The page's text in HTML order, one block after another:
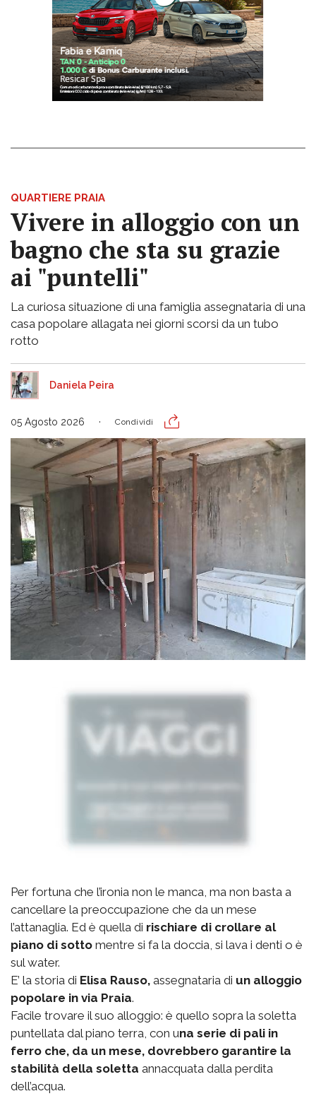
QUARTIERE PRAIA
Vivere in alloggio con un
bagno che sta su grazie
ai "puntelli"
La curiosa situazione di una famiglia assegnataria di una
casa popolare allagata nei giorni scorsi da un tubo
rotto
Daniela Peira
05 Agosto 2026 Condividi
Per fortuna che l’ironia non le manca, ma non basta a
cancellare la preoccupazione che da un mese
l’attanaglia. Ed è quella di rischiare di crollare al
piano di sotto mentre si fa la doccia, si lava i denti o è
sul water.
E’ la storia di Elisa Rauso, assegnataria di un alloggio
popolare in via Praia.
Facile trovare il suo alloggio: è quello sopra la soletta
puntellata dal piano terra, con una serie di pali in
ferro che, da un mese, dovrebbero garantire la
stabilità della soletta annacquata dalla perdita
dell’acqua.